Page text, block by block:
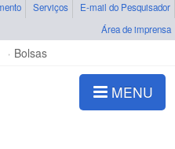
Serviços
E-mail do Pesquisador
Área de imprensa
Bolsas
MENU